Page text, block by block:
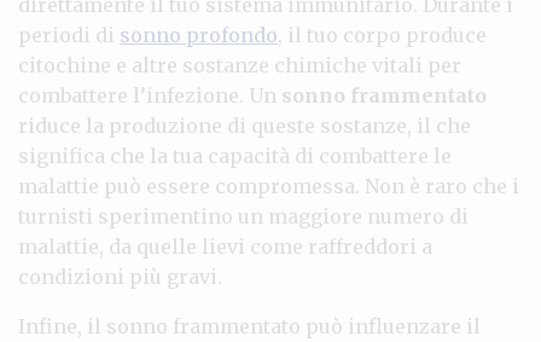
periodi di sonno profondo, il tuo corpo produce
citochine e altre sostanze chimiche vitali per
combattere l’infezione. Un sonno frammentato
riduce la produzione di queste sostanze, il che
significa che la tua capacità di combattere le
malattie può essere compromessa. Non è raro che i
turnisti sperimentino un maggiore numero di
malattie, da quelle lievi come raffreddori a
condizioni più gravi.
Infine, il sonno frammentato può influenzare il